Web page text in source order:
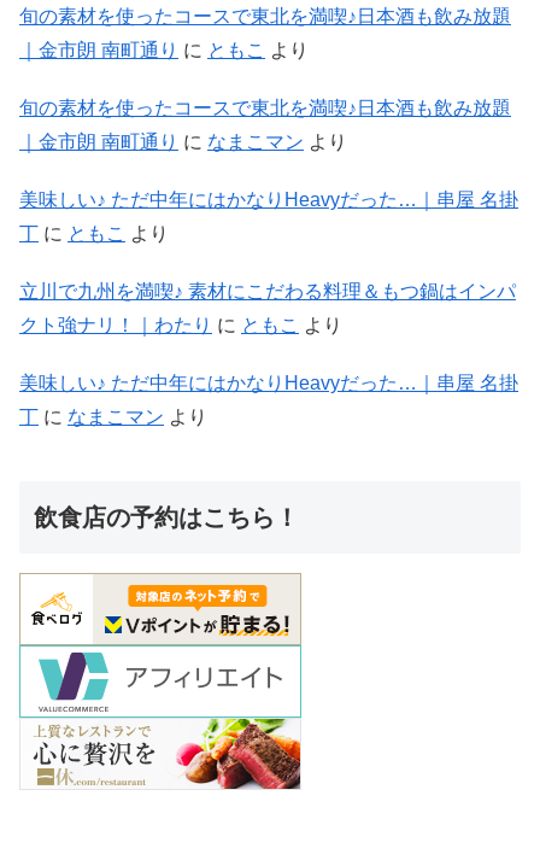
旬の素材を使ったコースで東北を満喫♪日本酒も飲み放題
｜金市朗 南町通り に ともこ より
旬の素材を使ったコースで東北を満喫♪日本酒も飲み放題
｜金市朗 南町通り に なまこマン より
美味しい♪ ただ中年にはかなりHeavyだった…｜串屋 名掛
丁 に ともこ より
立川で九州を満喫♪ 素材にこだわる料理＆もつ鍋はインパ
クト強ナリ！｜わたり に ともこ より
美味しい♪ ただ中年にはかなりHeavyだった…｜串屋 名掛
丁 に なまこマン より
飲食店の予約はこちら！